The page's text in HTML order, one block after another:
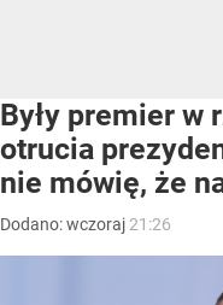
Były premier w
otrucia
nie mówię, że
Dodano:wczoraj 21:26